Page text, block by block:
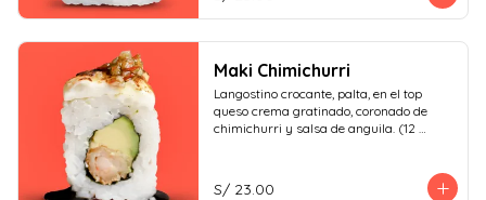
Maki Chimichurri
Langostino crocante, palta, en el top
queso crema gratinado, coronado de
chimichurri y salsa de anguila. (12
S/ 23.00